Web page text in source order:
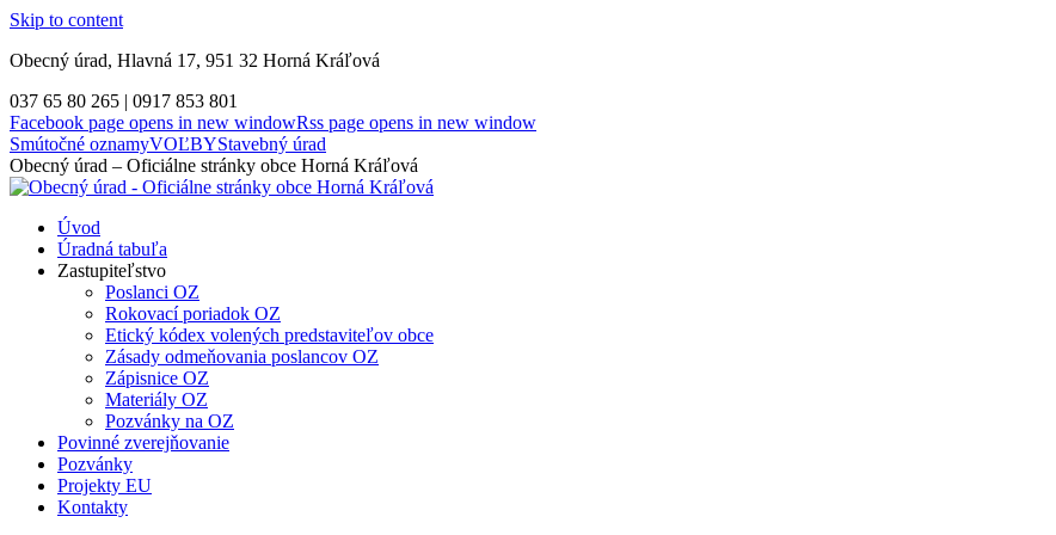
Skip to content
Obecný úrad, Hlavná 17, 951 32 Horná Kráľová
037 65 80 265 | 0917 853 801
Facebook page opens in new windowRss page opens in new window
Smútočné oznamyVOĽBYStavebný úrad
Obecný úrad – Oficiálne stránky obce Horná Kráľová
Úvod
Úradná tabuľa
Zastupiteľstvo
Poslanci OZ
Rokovací poriadok OZ
Etický kódex volených predstaviteľov obce
Zásady odmeňovania poslancov OZ
Zápisnice OZ
Materiály OZ
Pozvánky na OZ
Povinné zverejňovanie
Pozvánky
Projekty EU
Kontakty